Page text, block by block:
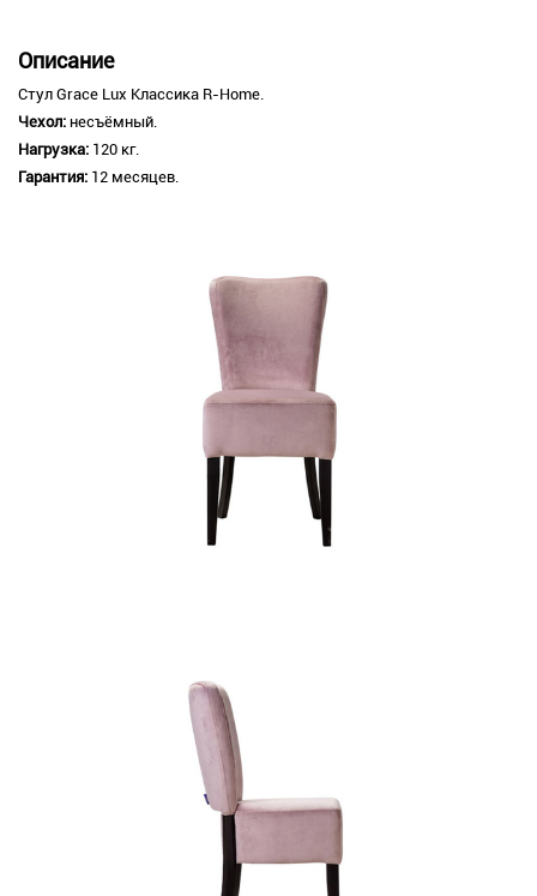
Описание
Стул Grace Lux Классика R-Home.
Чехол: несъёмный.
Нагрузка: 120 кг.
Гарантия: 12 месяцев.